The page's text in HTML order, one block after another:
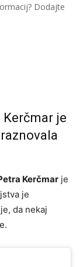
Dodajte
je
Kerčmar je
je
da nekaj